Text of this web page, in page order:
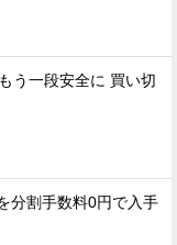
う一段安全に 買い切
分割手数料0円で入手